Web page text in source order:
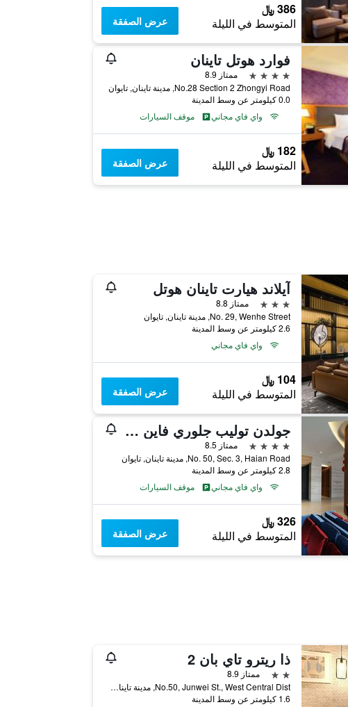
386 ﷼
المتوسط في الليلة عرض الصفقة
فوارد هوتل تاينان
4 نجوم
ممتاز 8.9
No.28 Section 2 Zhongyi Road, مدينة تاينان, تايوان
0.0 كيلومتر عن وسط المدينة
واي فاي مجاني
موقف السيارات
182 ﷼
المتوسط في الليلة عرض الصفقة
آيلاند هيارت تاينان هوتل
3 نجوم
ممتاز 8.8
No. 29, Wenhe Street, مدينة تاينان, تايوان
2.6 كيلومتر عن وسط المدينة
واي فاي مجاني
104 ﷼
المتوسط في الليلة عرض الصفقة
جولدن توليب جلوري فاين هوتل
4 نجوم
ممتاز 8.5
No. 50, Sec. 3, Haian Road, مدينة تاينان, تايوان
2.8 كيلومتر عن وسط المدينة
واي فاي مجاني
موقف السيارات
326 ﷼
المتوسط في الليلة عرض الصفقة
ذا ريترو تاي بان 2
2 نجمتين
ممتاز 8.9
No.50, Junwei St., West Central Dist, مدينة تاينان, تايوان
1.6 كيلومتر عن وسط المدينة